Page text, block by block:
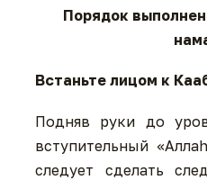
Порядок
Встаньте лицом к
Подняв руки до
вступительный
следует сделать